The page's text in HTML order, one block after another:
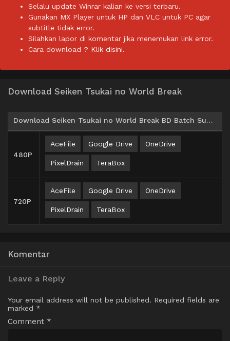
Selalu update Winrar kalian ke versi terbaru.
Gunakan MX Player untuk HP dan VLC untuk PC agar
subtitle tidak error.
Silahkan lapor di komentar jika menemukan link error.
Cara download ? Klik disini.
Download Seiken Tsukai no World Break
Download Seiken Tsukai no World Break BD Batch Subtitle Indonesia
480P
AceFile Google Drive OneDrive
PixelDrain TeraBox
720P
AceFile Google Drive OneDrive
PixelDrain TeraBox
Komentar
Leave a Reply
Your email address will not be published. Required fields are
marked *
Comment *